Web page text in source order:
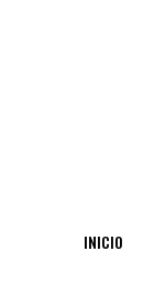
INICIO